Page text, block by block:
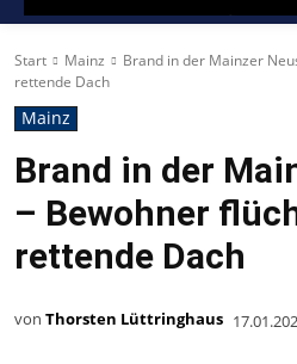
Start Mainz
Brand in der Mainzer
rettende Dach
Mainz
Brand in der
– Bewohner
rettende Dach
von Thorsten Lüttringhaus